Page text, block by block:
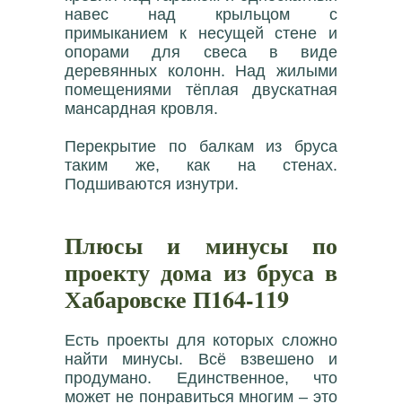
навес над крыльцом с
примыканием к несущей стене и
опорами для свеса в виде
деревянных колонн. Над жилыми
помещениями тёплая двускатная
мансардная кровля.
Перекрытие по балкам из бруса
таким же, как на стенах.
Подшиваются изнутри.
Плюсы и минусы по
проекту дома из бруса в
Хабаровске П164-119
Есть проекты для которых сложно
найти минусы. Всё взвешено и
продумано. Единственное, что
может не понравиться многим – это